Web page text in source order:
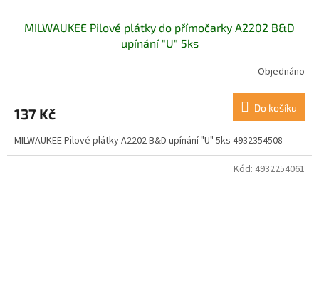
MILWAUKEE Pilové plátky do přímočarky A2202 B&D
upínání "U" 5ks
Objednáno
137 Kč Do košíku
MILWAUKEE Pilové plátky A2202 B&D upínání "U" 5ks 4932354508
Kód: 4932254061